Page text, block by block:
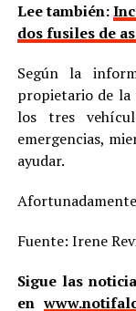
Lee también:
dos fusiles de
Según la
propietario de la
los tres
emergencias,
ayudar.
Fuente: Irene
Sigue las
en